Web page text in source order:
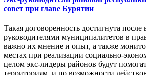
совет при главе Бурятии
Такая договоренность достигнута
руководителями муниципалитетов в
важно их мнение и опыт, а также
местах при реализации социально-
целом экс-лидеры районов будут